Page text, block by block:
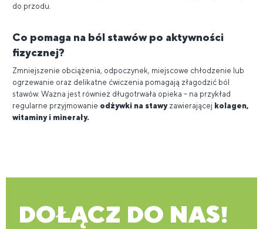
do przodu.
Co pomaga na ból stawów po aktywności
fizycznej?
Zmniejszenie obciążenia, odpoczynek, miejscowe chłodzenie lub
ogrzewanie oraz delikatne ćwiczenia pomagają złagodzić ból
stawów. Ważna jest również długotrwała opieka – na przykład
regularne przyjmowanie odżywki na stawyzawierającej kolagen,
witaminy i minerały.
DOŁĄCZ DO NAS!